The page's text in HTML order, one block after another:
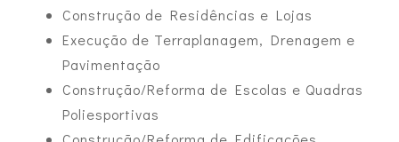
Construção de Residências e Lojas
Execução de Terraplanagem, Drenagem e
Pavimentação
Construção/Reforma de Escolas e Quadras
Poliesportivas